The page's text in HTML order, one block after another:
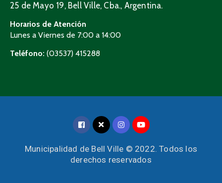
25 de Mayo 19, Bell Ville, Cba., Argentina.
Horarios de Atención
Lunes a Viernes de 7:00 a 14:00
Teléfono: (03537) 415288
Municipalidad de Bell Ville © 2022. Todos los
derechos reservados